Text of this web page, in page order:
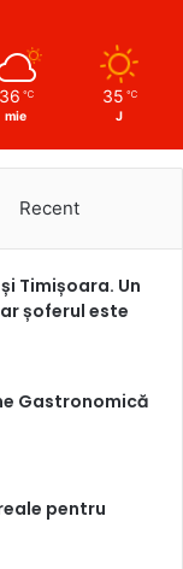
36 ℃
mie
35 ℃
J
Recent
Timișoara. Un
șoferul este
Gastronomică
pentru